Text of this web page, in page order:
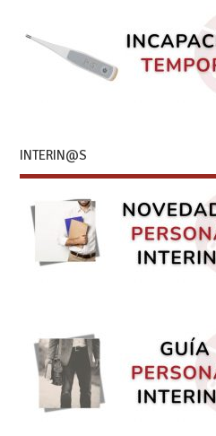
INTERIN@S